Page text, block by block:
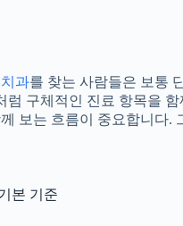
과를 찾는 사람들은 보통
구체적인 진료 항목을
보는 흐름이 중요합니다
본 기준